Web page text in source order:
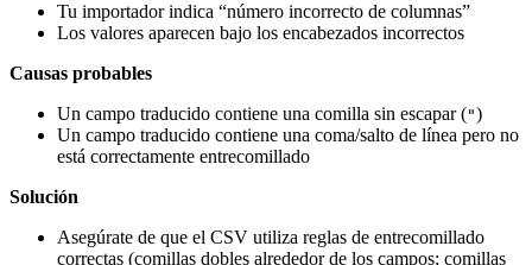
Tu importador indica “número incorrecto de columnas”
Los valores aparecen bajo los encabezados incorrectos
Causas probables
Un campo traducido contiene una comilla sin escapar (")
Un campo traducido contiene una coma/salto de línea pero no
está correctamente entrecomillado
Solución
Asegúrate de que el CSV utiliza reglas de entrecomillado
correctas (comillas dobles alrededor de los campos; comillas